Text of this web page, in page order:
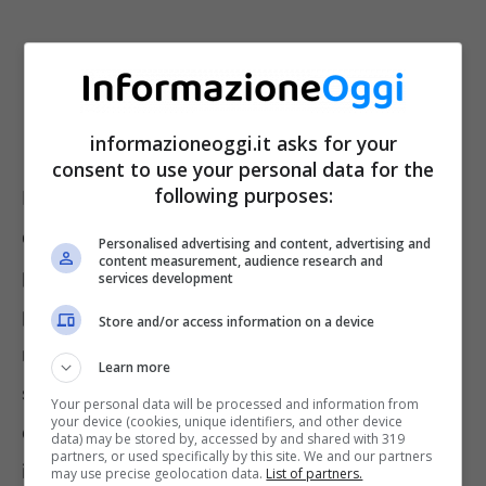
La ripartizione in parti uguali non è affatto
conveniente per i proprietari delle abitazioni
più piccole o di minor valore. Il Codice Civile
prevede la possibilità di accedere a questo
metodo di ripartizione per determinate
spese? Le spese condominiali possono
essereripartite in maniera proporzionale,
in base all’uso o in parti uguali. Questi sono i
informazioneoggi.it asks for your
consent to use your personal data for the
following purposes:
Personalised advertising and content, advertising and
content measurement, audience research and
services development
Store and/or access information on a device
Learn more
Your personal data will be processed and information from
your device (cookies, unique identifiers, and other device
data) may be stored by, accessed by and shared with 319
partners, or used specifically by this site. We and our partners
may use precise geolocation data. List of partners.